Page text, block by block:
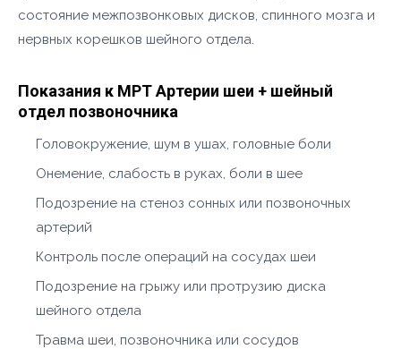
состояние межпозвонковых дисков, спинного мозга и
нервных корешков шейного отдела.
Показания к МРТ Артерии шеи + шейный
отдел позвоночника
Головокружение, шум в ушах, головные боли
Онемение, слабость в руках, боли в шее
Подозрение на стеноз сонных или позвоночных
артерий
Контроль после операций на сосудах шеи
Подозрение на грыжу или протрузию диска
шейного отдела
Травма шеи, позвоночника или сосудов